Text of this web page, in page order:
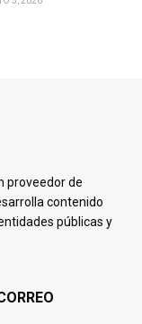
proveedor de
contenido
públicas y